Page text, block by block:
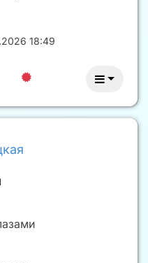
18:49